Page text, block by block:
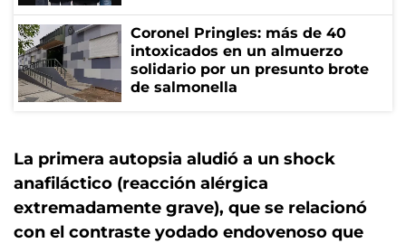
Coronel Pringles: más de 40
intoxicados en un almuerzo
solidario por un presunto brote
de salmonella
La primera autopsia aludió a un shock
anafiláctico (reacción alérgica
extremadamente grave), que se relacionó
con el contraste yodado endovenoso que